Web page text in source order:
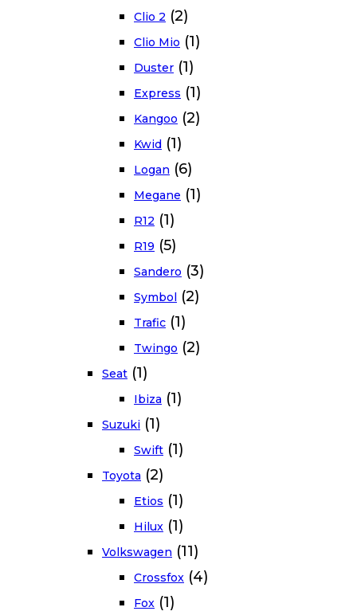
Clio 2 (2)
Clio Mio (1)
Duster (1)
Express (1)
Kangoo (2)
Kwid (1)
Logan (6)
Megane (1)
R12 (1)
R19 (5)
Sandero (3)
Symbol (2)
Trafic (1)
Twingo (2)
Seat (1)
Ibiza (1)
Suzuki (1)
Swift (1)
Toyota (2)
Etios (1)
Hilux (1)
Volkswagen (11)
Crossfox (4)
Fox (1)